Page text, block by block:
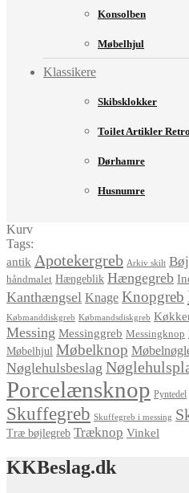
Konsolben
Møbelhjul
Klassikere
Skibsklokker
Toilet Artikler Retro
Dørhamre
Husnumre
Kurv
Tags:
antik Apotekergreb Arkiv skilt
håndmalet Hængeblik Hængegreb
Kanthængsel Knage Knopgreb
Købmanddiskgreb Købmandsdiskgreb
Messing Messinggreb Messingknop
Møbelhjul Møbelknop
Nøglehulsbeslag
Porcelænsknop Pyntedel
Skuffegreb Skuffegreb i messing
Træ bøjlegreb Træknop Vinkel
KKBeslag.dk